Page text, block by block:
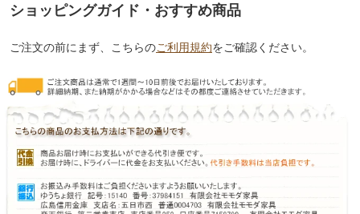
ショッピングガイド・おすすめ商品
ご注文の前にまず、こちらのご利用規約をご確認ください。